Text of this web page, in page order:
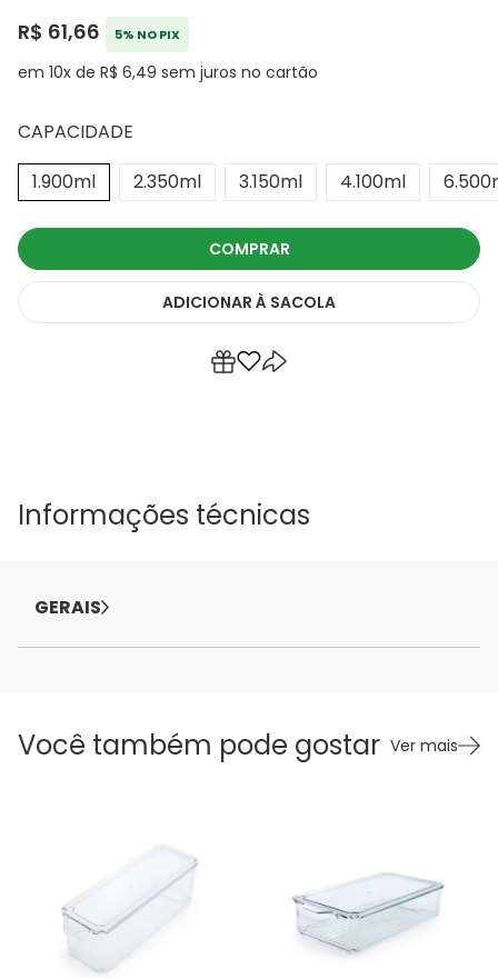
R$ 61,66 5% NO PIX
em 10x de R$ 6,49 sem juros no cartão
CAPACIDADE
1.900ml
2.350ml 3.150ml 4.100ml
COMPRAR
ADICIONAR À SACOLA
Informações técnicas
GERAIS
Você também pode gostar Ver mais